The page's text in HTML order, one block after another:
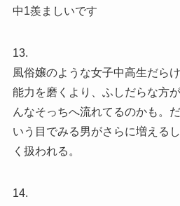
中1羨ましいです
13.
風俗嬢のような女子中高生だらけ
能力を磨くより、ふしだらな方
んなそっちへ流れてるのかも。
いう目でみる男がさらに増える
く扱われる。
14.